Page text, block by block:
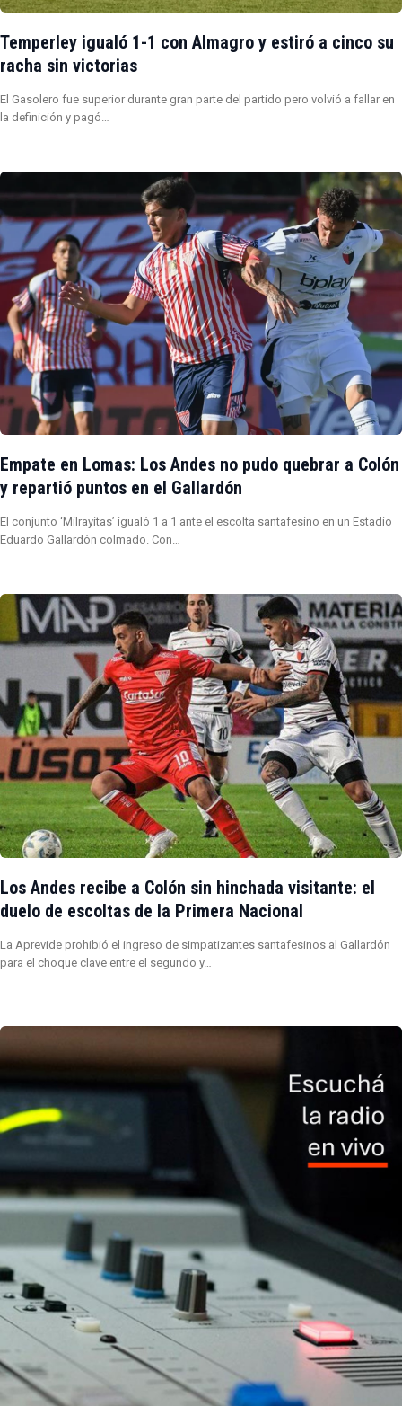
Temperley igualó 1-1 con Almagro y estiró a cinco su
racha sin victorias
El Gasolero fue superior durante gran parte del partido pero volvió a fallar en
la definición y pagó…
Empate en Lomas: Los Andes no pudo quebrar a Colón
y repartió puntos en el Gallardón
El conjunto ‘Milrayitas’ igualó 1 a 1 ante el escolta santafesino en un Estadio
Eduardo Gallardón colmado. Con…
Los Andes recibe a Colón sin hinchada visitante: el
duelo de escoltas de la Primera Nacional
La Aprevide prohibió el ingreso de simpatizantes santafesinos al Gallardón
para el choque clave entre el segundo y…